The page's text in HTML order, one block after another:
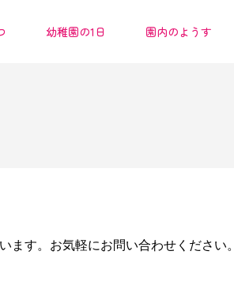
幼稚園の1日 園内のようす
ます。お気軽にお問い合わせください。